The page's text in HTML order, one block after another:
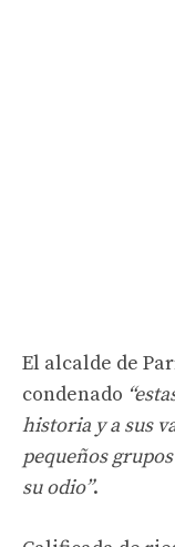
El alcalde de
condenado
historia y a sus
pequeños
su odio”.